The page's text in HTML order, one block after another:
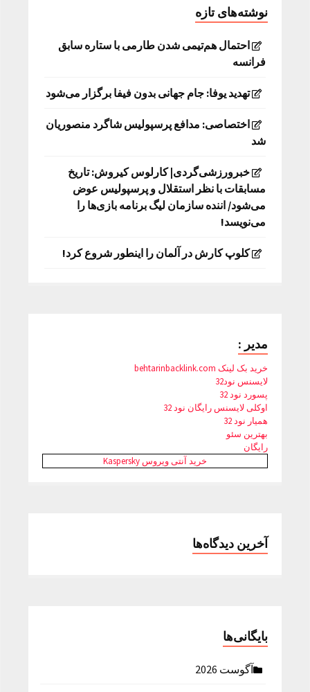
نوشته‌های تازه
احتمال هم‌تیمی شدن طارمی با ستاره سابق
فرانسه
تهدید یوفا: جام جهانی بدون فیفا برگزار می‌شود
اختصاصی: مدافع پرسپولیس شاگرد منصوریان
شد
خبرورزشی‌گردی| کارلوس کیروش: تاریخ
مسابقات با نظر استقلال و پرسپولیس عوض
می‌شود/ اننده سازمان لیگ برنامه بازی‌ها را
می‌نویسد!
کلوپ کارش در آلمان را اینطور شروع کرد!
مدیر :
خرید بک لینک behtarinbacklink.com
لایسنس نود32
پسورد نود 32
اوکلی لایسنس رایگان نود 32
همیار نود 32
بهترین سئو
رایگان
خرید آنتی ویروس Kaspersky
آخرین دیدگاه‌ها
بایگانی‌ها
آگوست 2026